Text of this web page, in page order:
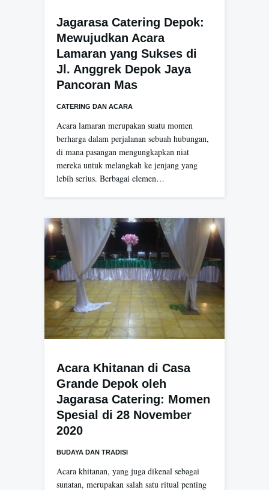
Jagarasa Catering Depok:
Mewujudkan Acara
Lamaran yang Sukses di
Jl. Anggrek Depok Jaya
Pancoran Mas
CATERING DAN ACARA
Acara lamaran merupakan suatu momen
berharga dalam perjalanan sebuah hubungan,
di mana pasangan mengungkapkan niat
mereka untuk melangkah ke jenjang yang
lebih serius. Berbagai elemen…
Acara Khitanan di Casa
Grande Depok oleh
Jagarasa Catering: Momen
Spesial di 28 November
2020
BUDAYA DAN TRADISI
Acara khitanan, yang juga dikenal sebagai
sunatan, merupakan salah satu ritual penting